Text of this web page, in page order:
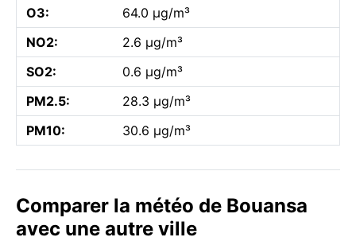
O3:
64.0 µg/m³
NO2:
2.6 µg/m³
SO2:
0.6 µg/m³
PM2.5:
28.3 µg/m³
PM10:
30.6 µg/m³
Comparer la météo de Bouansa
avec une autre ville